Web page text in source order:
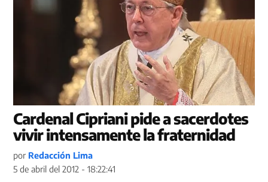
Cardenal Cipriani pide a sacerdotes
vivir intensamente la fraternidad
por Redacción Lima
5 de abril del 2012 - 18:22:41